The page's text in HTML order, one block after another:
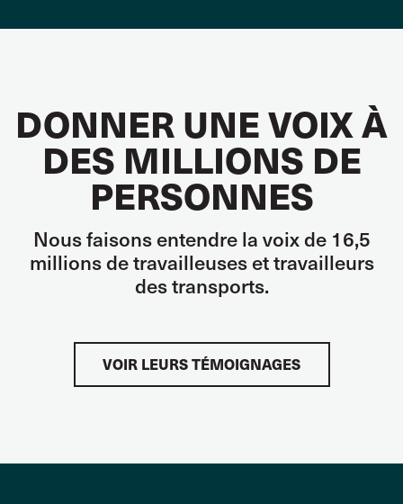
DONNER UNE VOIX À
DES MILLIONS DE
PERSONNES
Nous faisons entendre la voix de 16,5
millions de travailleuses et travailleurs
des transports.
VOIR LEURS TÉMOIGNAGES